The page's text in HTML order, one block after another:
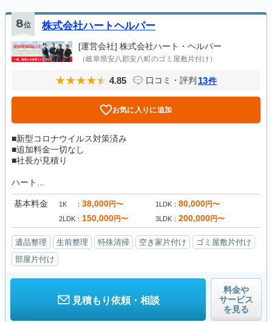
8位 株式会社ハートヘルパー
[運営会社] 株式会社ハート・ヘルパー
（岐阜県安八郡安八町のゴミ屋敷片付け）
4.85 口コミ・評判 13件
お気に入りに追加
■新型コロナウイルス対策済み
■追加料金一切なし
■社長が見積り
ハート...
基本料金 1K 38,000円〜 1LDK 80,000円〜
2LDK 150,000円〜 3LDK 200,000円〜
遺品整理 生前整理 特殊清掃 空き家片付け
ゴミ屋敷片付け
部屋片付け
見積もり依頼・相談
料金や
サービス
を見る